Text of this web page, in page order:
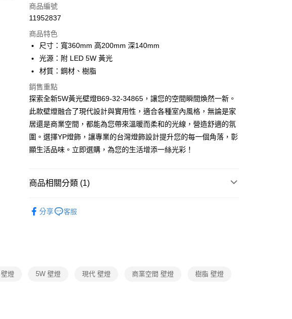
信用卡一次付款
Apple Pay
街口支付
Google Pay
AFTEE先享後付
相關說明
便利好安心！
１．簡單：不需註冊會員、不需綁卡、不需儲值。
／ATM／網路銀行／等多元方式進行付款，方視為交易完成。
※ 請注意：結帳手續完成當下不需立刻繳費，但若您需要取消訂單，請聯
新竹貨運宅配
商品編號
11952837
商品特色
尺寸：寬360mm 高200mm 深140mm
光源：附 LED 5W 黃光
材質：鋼材、樹脂
銷售重點
探索全新5W黃光壁燈B69-32-34865，讓您的空間瞬間煥然一新。
此款壁燈融合了現代設計與實用性，適合各種室內風格，無論是家
居還是商業空間，都能為您帶來溫暖而柔和的光線，營造舒適的氛
圍。選擇YP燈飾，讓專業的台灣燈飾設計提升您的每一個角落，彰
顯生活品味。立即選購，為您的生活增添一絲光彩！
商品相關分類 (1)
分享
客服
燈 5W 壁燈 現代 壁燈 商業空間 壁燈 樹脂 壁燈